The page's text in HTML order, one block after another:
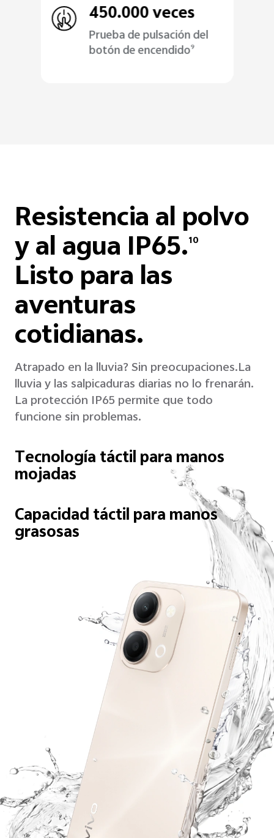
450.000 veces
Prueba de pulsación del
botón de encendido9
Resistencia al polvo
y al agua IP65.10
Listo para las
aventuras
cotidianas.
Atrapado en la lluvia? Sin preocupaciones.La
lluvia y las salpicaduras diarias no lo frenarán.
La protección IP65 permite que todo
funcione sin problemas.
Tecnología táctil para manos
mojadas
Capacidad táctil para manos
grasosas